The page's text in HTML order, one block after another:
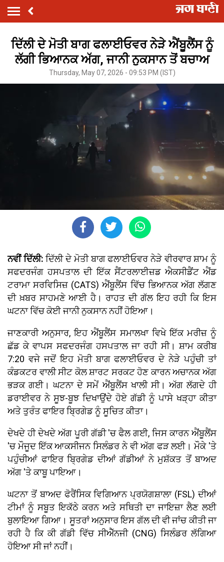
ਦਿੱਲੀ ਦੇ ਮੋਤੀ ਬਾਗ ਫਲਾਈਓਵਰ ਨੇੜੇ ਐਂਬੂਲੈਂਸ ਨੂੰ
ਲੱਗੀ ਭਿਆਨਕ ਅੱਗ, ਜਾਨੀ ਨੁਕਸਾਨ ਤੋਂ ਬਚਾਅ
Thursday, May 07, 2026 - 09:53 PM (IST)
ਨਵੀਂ ਦਿੱਲੀ:ਦਿੱਲੀ ਦੇ ਮੋਤੀ ਬਾਗ ਫਲਾਈਓਵਰ ਨੇੜੇ ਵੀਰਵਾਰ ਸ਼ਾਮ ਨੂੰ
ਸਫਦਰਜੰਗ ਹਸਪਤਾਲ ਦੀ ਇੱਕ ਸੈਂਟਰਲਾਈਜ਼ਡ ਐਕਸੀਡੈਂਟ ਐਂਡ
ਟਰਾਮਾ ਸਰਵਿਸਿਜ਼ (CATS) ਐਂਬੂਲੈਂਸ ਵਿੱਚ ਭਿਆਨਕ ਅੱਗ ਲੱਗਣ
ਦੀ ਖ਼ਬਰ ਸਾਹਮਣੇ ਆਈ ਹੈ। ਰਾਹਤ ਦੀ ਗੱਲ ਇਹ ਰਹੀ ਕਿ ਇਸ
ਘਟਨਾ ਵਿੱਚ ਕੋਈ ਜਾਨੀ ਨੁਕਸਾਨ ਨਹੀਂ ਹੋਇਆ।
ਜਾਣਕਾਰੀ ਅਨੁਸਾਰ, ਇਹ ਐਂਬੂਲੈਂਸ ਸਮਾਲਖਾ ਵਿਖੇ ਇੱਕ ਮਰੀਜ਼ ਨੂੰ
ਛੱਡ ਕੇ ਵਾਪਸ ਸਫਦਰਜੰਗ ਹਸਪਤਾਲ ਜਾ ਰਹੀ ਸੀ। ਸ਼ਾਮ ਕਰੀਬ
7:20 ਵਜੇ ਜਦੋਂ ਇਹ ਮੋਤੀ ਬਾਗ ਫਲਾਈਓਵਰ ਦੇ ਨੇੜੇ ਪਹੁੰਚੀ ਤਾਂ
ਕੰਡਕਟਰ ਵਾਲੀ ਸੀਟ ਕੋਲ ਸ਼ਾਰਟ ਸਰਕਟ ਹੋਣ ਕਾਰਨ ਅਚਾਨਕ ਅੱਗ
ਭੜਕ ਗਈ। ਘਟਨਾ ਦੇ ਸਮੇਂ ਐਂਬੂਲੈਂਸ ਖਾਲੀ ਸੀ। ਅੱਗ ਲੱਗਦੇ ਹੀ
ਡਰਾਈਵਰ ਨੇ ਸੂਝ-ਬੂਝ ਦਿਖਾਉਂਦੇ ਹੋਏ ਗੱਡੀ ਨੂੰ ਪਾਸੇ ਖੜ੍ਹਾ ਕੀਤਾ
ਅਤੇ ਤੁਰੰਤ ਫਾਇਰ ਬ੍ਰਿਗੇਡ ਨੂੰ ਸੂਚਿਤ ਕੀਤਾ।
ਦੇਖਦੇ ਹੀ ਦੇਖਦੇ ਅੱਗ ਪੂਰੀ ਗੱਡੀ 'ਚ ਫੈਲ ਗਈ, ਜਿਸ ਕਾਰਨ ਐਂਬੂਲੈਂਸ
'ਚ ਮੌਜੂਦ ਇੱਕ ਆਕਸੀਜਨ ਸਿਲੰਡਰ ਨੇ ਵੀ ਅੱਗ ਫੜ ਲਈ। ਮੌਕੇ 'ਤੇ
ਪਹੁੰਚੀਆਂ ਫਾਇਰ ਬ੍ਰਿਗੇਡ ਦੀਆਂ ਗੱਡੀਆਂ ਨੇ ਮੁਸ਼ੱਕਤ ਤੋਂ ਬਾਅਦ
ਅੱਗ 'ਤੇ ਕਾਬੂ ਪਾਇਆ।
ਘਟਨਾ ਤੋਂ ਬਾਅਦ ਫੋਰੈਂਸਿਕ ਵਿਗਿਆਨ ਪ੍ਰਯੋਗਸ਼ਾਲਾ (FSL) ਦੀਆਂ
ਟੀਮਾਂ ਨੂੰ ਸਬੂਤ ਇਕੱਠੇ ਕਰਨ ਅਤੇ ਸਥਿਤੀ ਦਾ ਜਾਇਜ਼ਾ ਲੈਣ ਲਈ
ਬੁਲਾਇਆ ਗਿਆ। ਸੂਤਰਾਂ ਅਨੁਸਾਰ ਇਸ ਗੱਲ ਦੀ ਵੀ ਜਾਂਚ ਕੀਤੀ ਜਾ
ਰਹੀ ਹੈ ਕਿ ਕੀ ਗੱਡੀ ਵਿੱਚ ਸੀਐੱਨਜੀ (CNG) ਸਿਲੰਡਰ ਲੱਗਿਆ
ਹੋਇਆ ਸੀ ਜਾਂ ਨਹੀਂ।